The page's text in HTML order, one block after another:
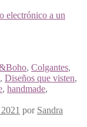
electrónico a un
, Colgantes,
, Diseños que visten,
, handmade,
por Sandra